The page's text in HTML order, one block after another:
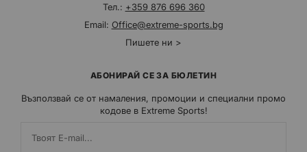
Тел.: +359 876 696 360
Email: Office@extreme-sports.bg
Пишете ни >
АБОНИРАЙ СЕ ЗА БЮЛЕТИН
Възползвай се от намаления, промоции и специални промо
кодове в Extreme Sports!